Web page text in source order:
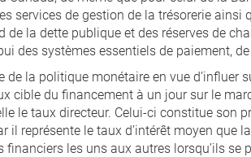
services de gestion de la trésorerie
de la dette publique et des réserves de
des systèmes essentiels de paiement,
la politique monétaire en vue d’influer
cible du financement à un jour sur le
le taux directeur. Celui-ci constitue son
il représente le taux d’intérêt moyen que
les uns aux autres lorsqu’ils se